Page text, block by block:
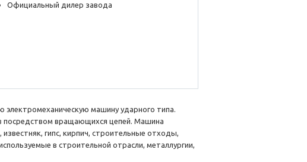
Официальный дилер завода
машину ударного типа.
посредством вращающихся цепей. Машина
гипс, кирпич, строительные отходы,
в строительной отрасли, металлургии,